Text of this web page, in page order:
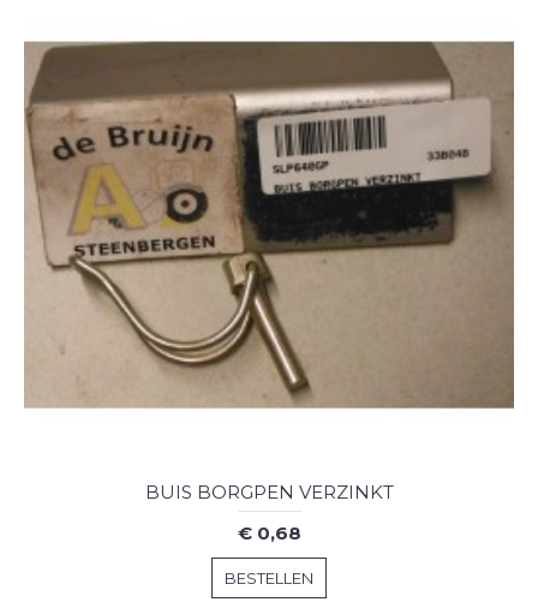
BUIS BORGPEN VERZINKT
€ 0,68
BESTELLEN